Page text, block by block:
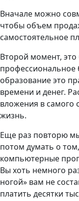
Вначале можно
чтобы объем
самостоятельное
Второй момент,
профессиональное
образование это
времени и денег.
вложения в самого
жизнь.
Еще раз повторю
потом думать о
компьютерные
Вы хоть немного
ногой» вам не
платить десятки